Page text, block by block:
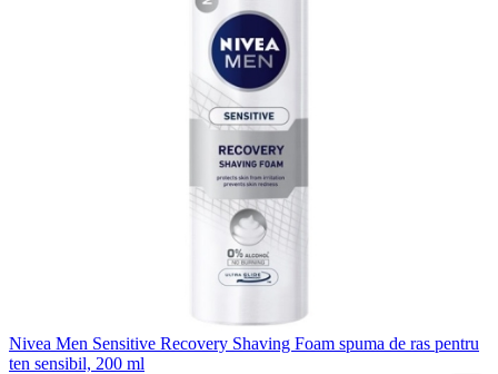
Nivea Men Sensitive Recovery Shaving Foam spuma de ras pentru
ten sensibil, 200 ml